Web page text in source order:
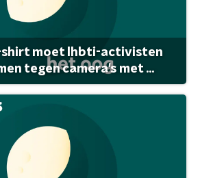
shirt moet lhbti-activisten
tegen camera's met ...